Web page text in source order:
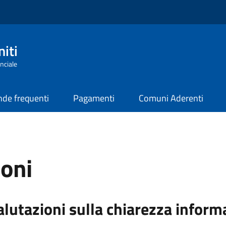
frequenti Pagamenti Comuni Aderenti
sulla chiarezza